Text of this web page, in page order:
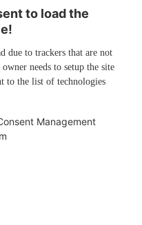
to load the
due to trackers that are not
needs to setup the site
to the list of technologies
Management